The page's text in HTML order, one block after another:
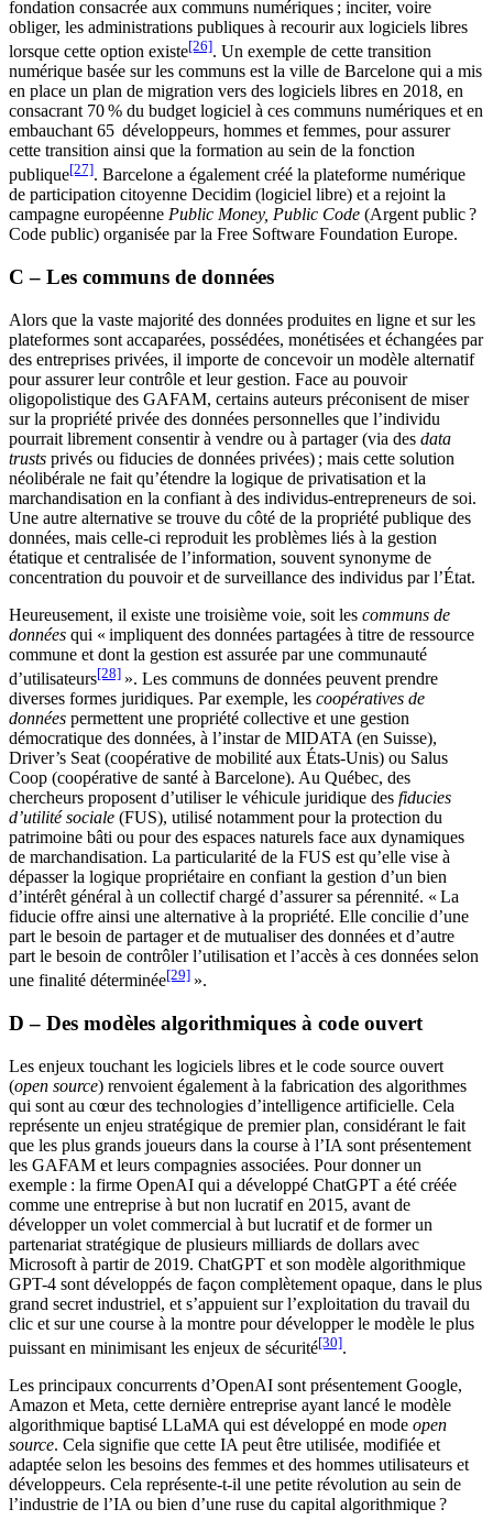
fondation consacrée aux communs numériques ; inciter, voire
obliger, les administrations publiques à recourir aux logiciels libres
lorsque cette option existe[26]. Un exemple de cette transition
numérique basée sur les communs est la ville de Barcelone qui a mis
en place un plan de migration vers des logiciels libres en 2018, en
consacrant 70 % du budget logiciel à ces communs numériques et en
embauchant 65 développeurs, hommes et femmes, pour assurer
cette transition ainsi que la formation au sein de la fonction
publique[27]. Barcelone a également créé la plateforme numérique
de participation citoyenne Decidim (logiciel libre) et a rejoint la
campagne européenne Public Money, Public Code (Argent public ?
Code public) organisée par la Free Software Foundation Europe.
C – Les communs de données
Alors que la vaste majorité des données produites en ligne et sur les
plateformes sont accaparées, possédées, monétisées et échangées par
des entreprises privées, il importe de concevoir un modèle alternatif
pour assurer leur contrôle et leur gestion. Face au pouvoir
oligopolistique des GAFAM, certains auteurs préconisent de miser
sur la propriété privée des données personnelles que l’individu
pourrait librement consentir à vendre ou à partager (via des data
trusts privés ou fiducies de données privées) ; mais cette solution
néolibérale ne fait qu’étendre la logique de privatisation et la
marchandisation en la confiant à des individus-entrepreneurs de soi.
Une autre alternative se trouve du côté de la propriété publique des
données, mais celle-ci reproduit les problèmes liés à la gestion
étatique et centralisée de l’information, souvent synonyme de
concentration du pouvoir et de surveillance des individus par l’État.
Heureusement, il existe une troisième voie, soit les communs de
données qui « impliquent des données partagées à titre de ressource
commune et dont la gestion est assurée par une communauté
d’utilisateurs[28] ». Les communs de données peuvent prendre
diverses formes juridiques. Par exemple, les coopératives de
données permettent une propriété collective et une gestion
démocratique des données, à l’instar de MIDATA (en Suisse),
Driver’s Seat (coopérative de mobilité aux États-Unis) ou Salus
Coop (coopérative de santé à Barcelone). Au Québec, des
chercheurs proposent d’utiliser le véhicule juridique des fiducies
d’utilité sociale (FUS), utilisé notamment pour la protection du
patrimoine bâti ou pour des espaces naturels face aux dynamiques
de marchandisation. La particularité de la FUS est qu’elle vise à
dépasser la logique propriétaire en confiant la gestion d’un bien
d’intérêt général à un collectif chargé d’assurer sa pérennité. « La
fiducie offre ainsi une alternative à la propriété. Elle concilie d’une
part le besoin de partager et de mutualiser des données et d’autre
part le besoin de contrôler l’utilisation et l’accès à ces données selon
une finalité déterminée[29] ».
D – Des modèles algorithmiques à code ouvert
Les enjeux touchant les logiciels libres et le code source ouvert
(open source) renvoient également à la fabrication des algorithmes
qui sont au cœur des technologies d’intelligence artificielle. Cela
représente un enjeu stratégique de premier plan, considérant le fait
que les plus grands joueurs dans la course à l’IA sont présentement
les GAFAM et leurs compagnies associées. Pour donner un
exemple : la firme OpenAI qui a développé ChatGPT a été créée
comme une entreprise à but non lucratif en 2015, avant de
développer un volet commercial à but lucratif et de former un
partenariat stratégique de plusieurs milliards de dollars avec
Microsoft à partir de 2019. ChatGPT et son modèle algorithmique
GPT-4 sont développés de façon complètement opaque, dans le plus
grand secret industriel, et s’appuient sur l’exploitation du travail du
clic et sur une course à la montre pour développer le modèle le plus
puissant en minimisant les enjeux de sécurité[30].
Les principaux concurrents d’OpenAI sont présentement Google,
Amazon et Meta, cette dernière entreprise ayant lancé le modèle
algorithmique baptisé LLaMA qui est développé en mode open
source. Cela signifie que cette IA peut être utilisée, modifiée et
adaptée selon les besoins des femmes et des hommes utilisateurs et
développeurs. Cela représente-t-il une petite révolution au sein de
l’industrie de l’IA ou bien d’une ruse du capital algorithmique ?